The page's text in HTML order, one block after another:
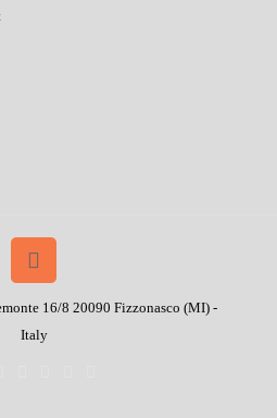
16/8 20090 Fizzonasco (MI) -
Italy